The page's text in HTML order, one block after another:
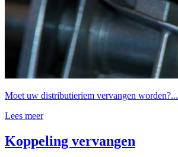
Moet uw distributieriem vervangen worden?...
Lees meer
Koppeling vervangen